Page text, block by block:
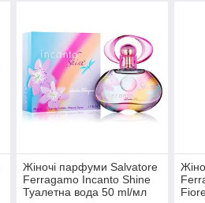
Жіночі парфуми Salvatore
Ferragamo Incanto Shine
Туалетна вода 50 ml/мл